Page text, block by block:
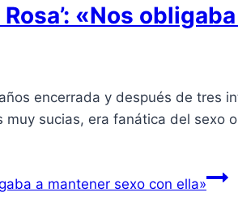
«Nos
encerrada y después de
sucias, era fanática del sexo
a mantener sexo con ella»